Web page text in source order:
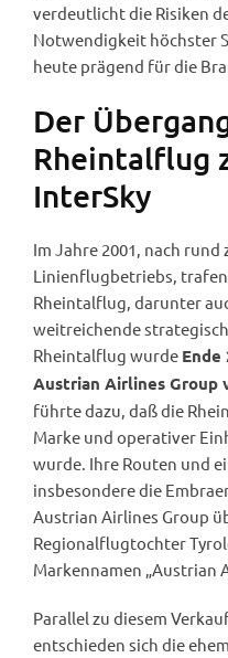
verdeutlicht die Risiken
Notwendigkeit höchster
heute prägend für die
Der
Rheintalflug
InterSky
Im Jahre 2001, nach
Linienflugbetriebs,
Rheintalflug, darunter
weitreichende
Rheintalflug wurde Ende
Austrian Airlines Group
führte dazu, daß die
Marke und operativer
wurde. Ihre Routen und
insbesondere die
Austrian Airlines Group
Regionalflugtochter
Markennamen „Austrian
Parallel zu diesem
entschieden sich die